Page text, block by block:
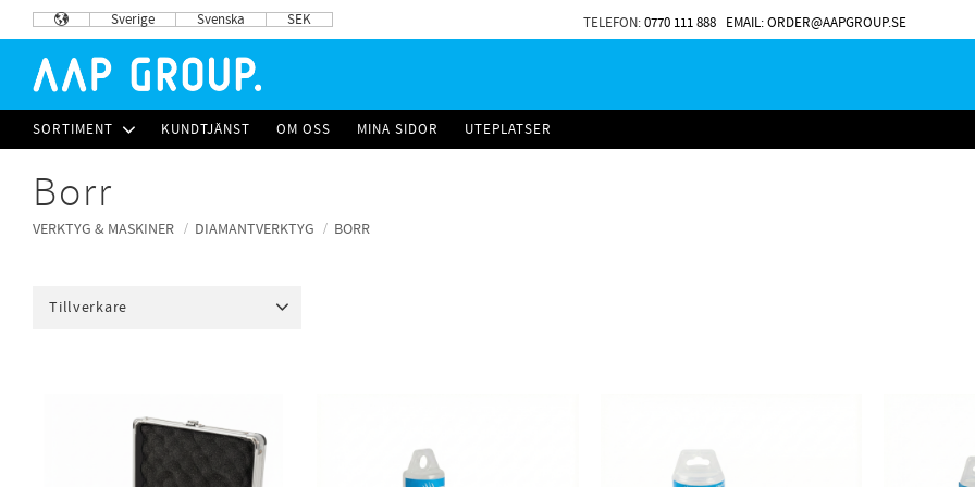
Sverige Svenska SEK TELEFON:0770 111 888 EMAIL: ORDER@AAPGROUP.SE
SORTIMENT KUNDTJÄNST OM OSS MINA SIDOR UTEPLATSER
Borr
VERKTYG & MASKINER DIAMANTVERKTYG BORR
Tillverkare